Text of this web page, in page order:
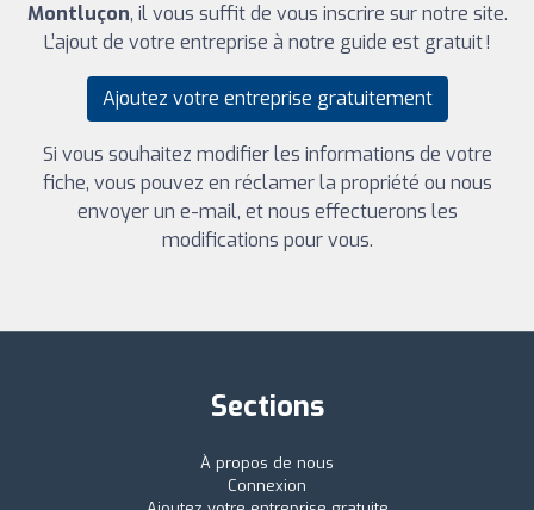
Montluçon, il vous suffit de vous inscrire sur notre site.
L’ajout de votre entreprise à notre guide est gratuit !
Ajoutez votre entreprise gratuitement
Si vous souhaitez modifier les informations de votre
fiche, vous pouvez en réclamer la propriété ou nous
envoyer un e-mail, et nous effectuerons les
modifications pour vous.
Sections
À propos de nous
Connexion